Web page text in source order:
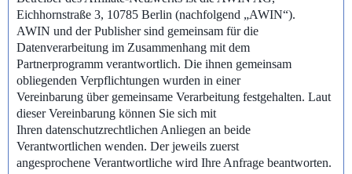
Eichhornstraße 3, 10785 Berlin (nachfolgend „AWIN“).
AWIN und der Publisher sind gemeinsam für die
Datenverarbeitung im Zusammenhang mit dem
Partnerprogramm verantwortlich. Die ihnen gemeinsam
obliegenden Verpflichtungen wurden in einer
Vereinbarung über gemeinsame Verarbeitung festgehalten. Laut
dieser Vereinbarung können Sie sich mit
Ihren datenschutzrechtlichen Anliegen an beide
Verantwortlichen wenden. Der jeweils zuerst
angesprochene Verantwortliche wird Ihre Anfrage beantworten.